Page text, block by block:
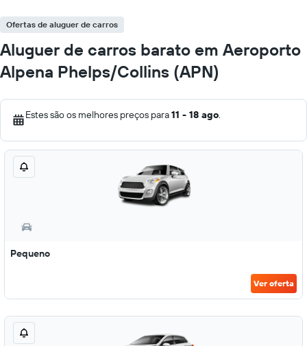
Ofertas de aluguer de carros
Aluguer de carros barato em Aeroporto
Alpena Phelps/Collins (APN)
Estes são os melhores preços para11 - 18 ago.
Pequeno
Ver oferta